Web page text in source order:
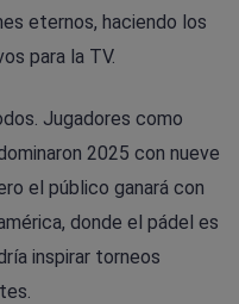
eternos, haciendo los
para la TV.
Jugadores como
2025 con nueve
el público ganará con
donde el pádel es
inspirar torneos